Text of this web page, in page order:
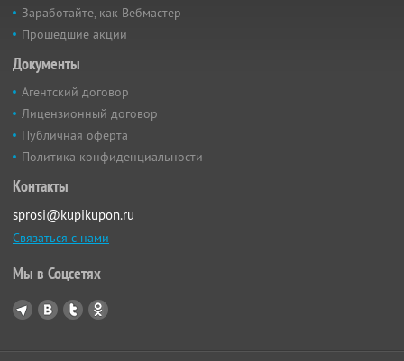
Заработайте, как Вебмастер
Прошедшие акции
Документы
Агентский договор
Лицензионный договор
Публичная оферта
Политика конфиденциальности
Контакты
sprosi@kupikupon.ru
Связаться с нами
Мы в Соцсетях